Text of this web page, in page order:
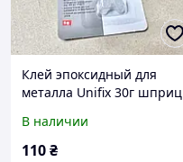
Клей эпоксидный для
металла Unifix 30г шприц
В наличии
110₴